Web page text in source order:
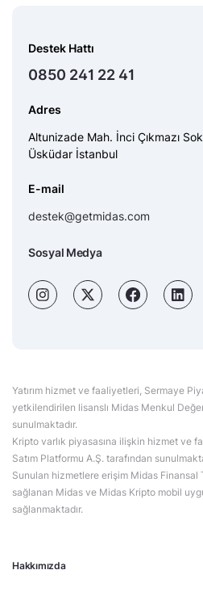
Hakkımızda
Destek Hattı
0850 241 22 41
Adres
Altunizade Mah. İnci Çıkmazı
Üsküdar İstanbul
E-mail
destek@getmidas.com
Sosyal Medya
Yatırım hizmet ve faaliyetleri, Sermaye
yetkilendirilen lisanslı Midas Menkul
sunulmaktadır.
Kripto varlık piyasasına ilişkin hizmet ve
Satım Platformu A.Ş. tarafından
Sunulan hizmetlere erişim Midas Finansal
sağlanan Midas ve Midas Kripto mobil
sağlanmaktadır.